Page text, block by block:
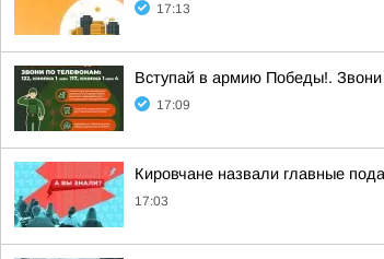
17:13
Вступай в армию Победы!. Звони
17:09
Кировчане назвали главные
17:03